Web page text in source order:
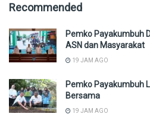
Recommended
Pemko Payakumbuh
ASN dan Masyarakat
19 JAM AGO
Pemko Payakumbuh
Bersama
19 JAM AGO